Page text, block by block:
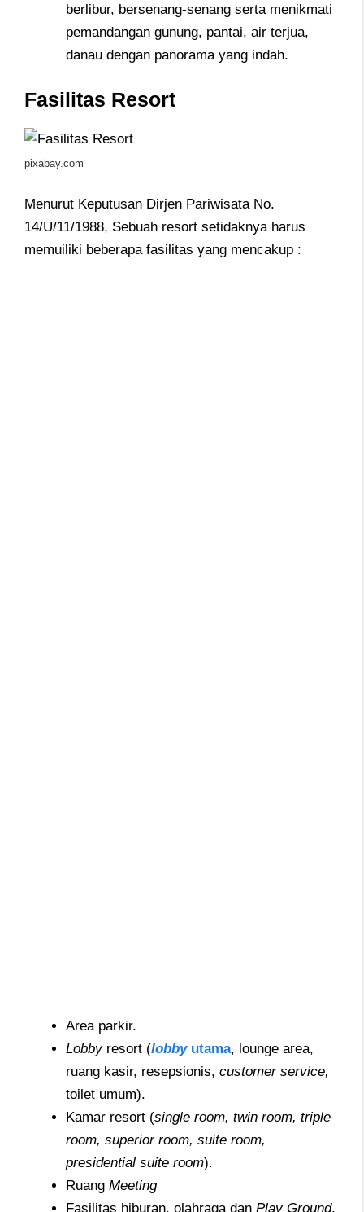
berlibur, bersenang-senang serta menikmati
pemandangan gunung, pantai, air terjua,
danau dengan panorama yang indah.
Fasilitas Resort
pixabay.com
Menurut Keputusan Dirjen Pariwisata No.
14/U/11/1988, Sebuah resort setidaknya harus
memuiliki beberapa fasilitas yang mencakup :
Area parkir.
Lobbyresort (lobbyutama, lounge area,
ruang kasir, resepsionis, customer service,
toilet umum).
Kamar resort (single room, twin room, triple
room, superior room, suite room,
presidential suite room).
Ruang Meeting
Fasilitas hiburan, olahraga dan Play Ground.